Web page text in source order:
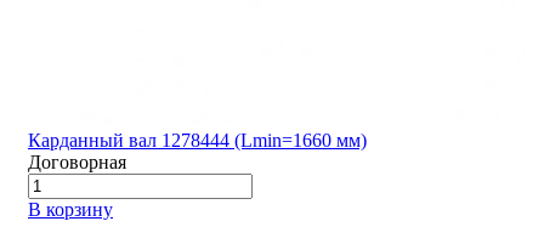
Карданный вал 1278444 (Lmin=1660 мм)
Договорная
В корзину